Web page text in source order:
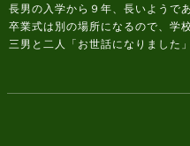
長男の入学から９年、長いようで
卒業式は別の場所になるので、学
三男と二人「お世話になりました